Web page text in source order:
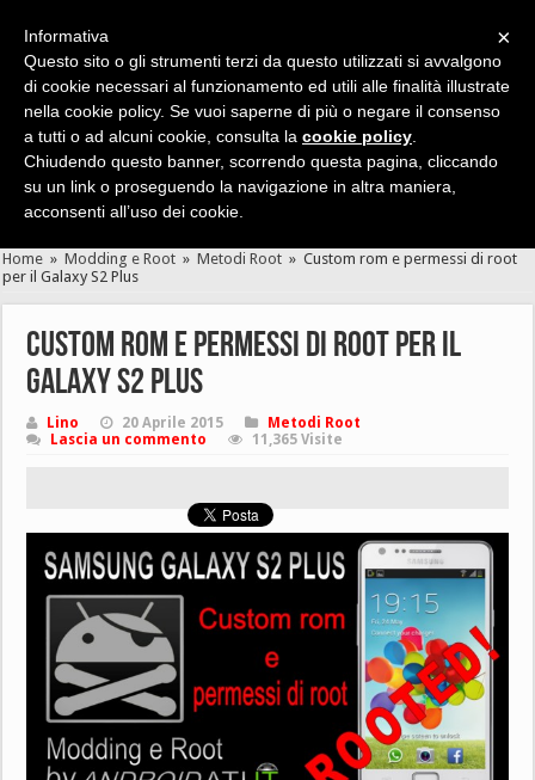
Cerca velocemente news, recensioni, guide, app, giochi ...
Home » Modding e Root » Metodi Root » Custom rom e permessi di root
per il Galaxy S2 Plus
Custom rom e permessi di root per il
Galaxy S2 Plus
Lino 20 Aprile 2015
Metodi Root
Lascia un commento
11,365 Visite
×
Informativa
Questo sito o gli strumenti terzi da questo utilizzati si avvalgono
di cookie necessari al funzionamento ed utili alle finalità illustrate
nella cookie policy. Se vuoi saperne di più o negare il consenso
a tutti o ad alcuni cookie, consulta la cookie policy
Chiudendo questo banner, scorrendo questa pagina, cliccando
su un link o proseguendo la navigazione in altra maniera,
acconsenti all’uso dei cookie.